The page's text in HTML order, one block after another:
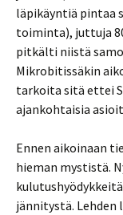
läpikäyntiä pintaa
toiminta), juttuja
pitkälti niistä
Mikrobitissäkin
tarkoita sitä ettei
ajankohtaisia
Ennen aikoinaan
hieman mystistä.
jännitystä. Lehden